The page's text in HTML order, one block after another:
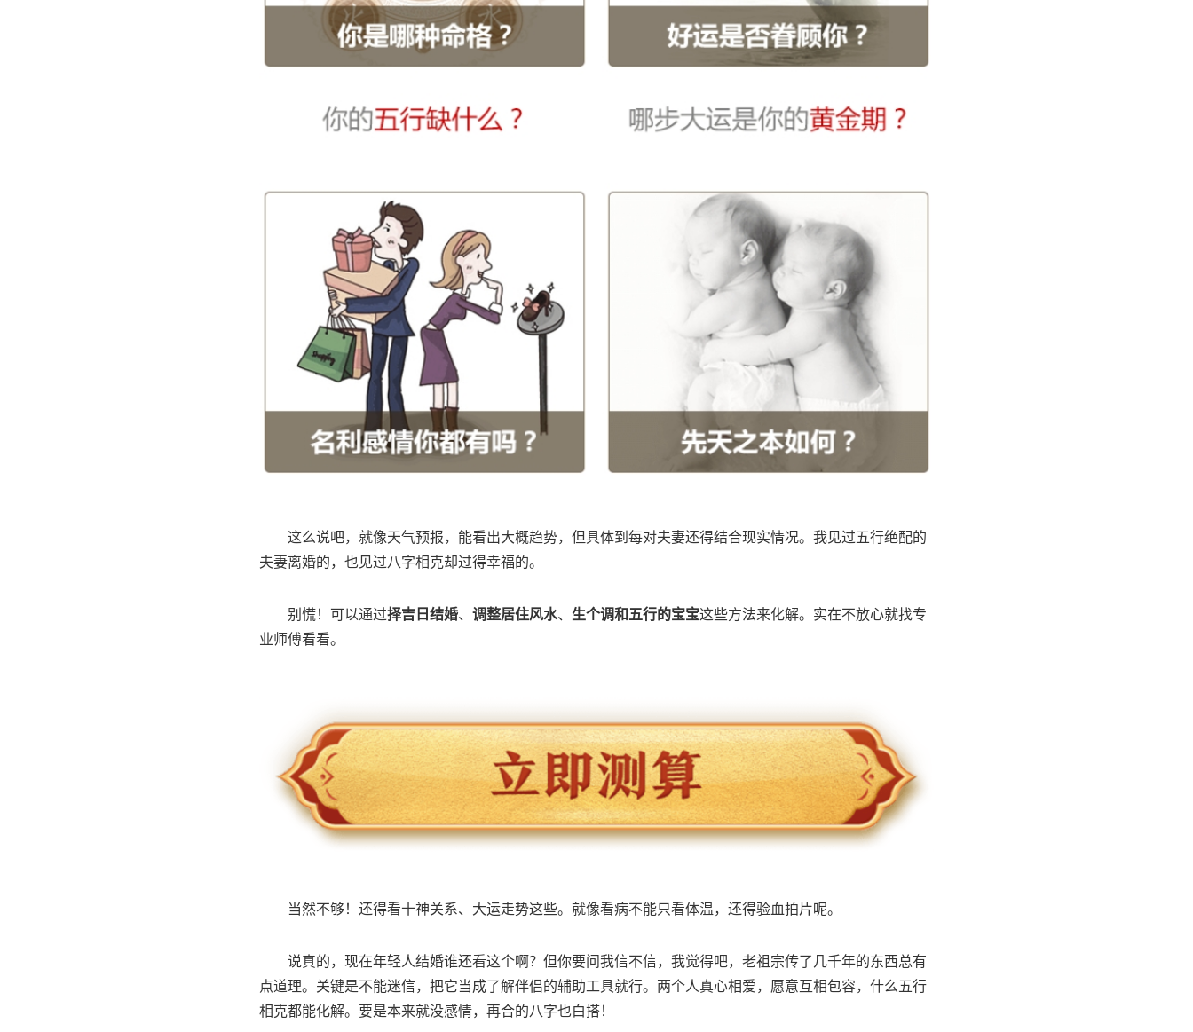
这么说吧，就像天气预报，能看出大概趋势，但具体到每对夫妻还得结合现实情况。我见过五行绝配的
夫妻离婚的，也见过八字相克却过得幸福的。
别慌！可以通过择吉日结婚、 调整居住风水、 生个调和五行的宝宝这些方法来化解。实在不放心就找专
业师傅看看。
当然不够！还得看十神关系、大运走势这些。就像看病不能只看体温，还得验血拍片呢。
说真的，现在年轻人结婚谁还看这个啊？但你要问我信不信，我觉得吧，老祖宗传了几千年的东西总有
点道理。关键是不能迷信，把它当成了解伴侣的辅助工具就行。两个人真心相爱，愿意互相包容，什么五行
相克都能化解。要是本来就没感情，再合的八字也白搭！